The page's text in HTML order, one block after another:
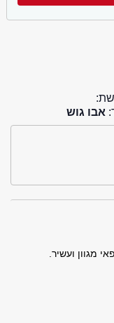
אבו גוש
מגוון ועשיר.